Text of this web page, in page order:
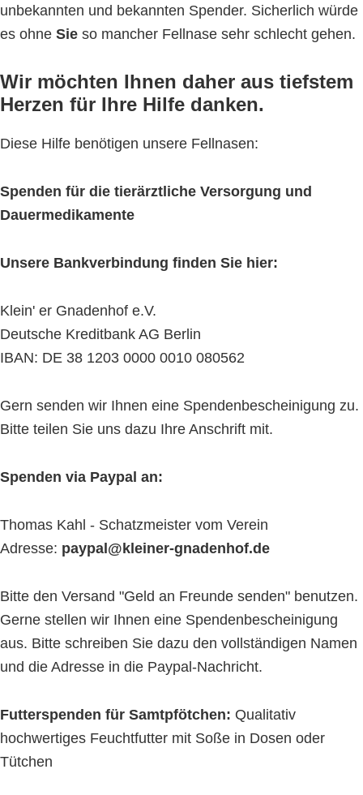
unbekannten und bekannten Spender. Sicherlich würde
es ohne Sie so mancher Fellnase sehr schlecht gehen.
Wir möchten Ihnen daher aus tiefstem
Herzen für Ihre Hilfe danken.
Diese Hilfe benötigen unsere Fellnasen:
Spenden für die tierärztliche Versorgung und
Dauermedikamente
Unsere Bankverbindung finden Sie hier:
Klein' er Gnadenhof e.V.
Deutsche Kreditbank AG Berlin
IBAN: DE 38 1203 0000 0010 080562
Gern senden wir Ihnen eine Spendenbescheinigung zu.
Bitte teilen Sie uns dazu Ihre Anschrift mit.
Spenden via Paypal an:
Thomas Kahl - Schatzmeister vom Verein
Adresse: paypal@kleiner-gnadenhof.de
Bitte den Versand "Geld an Freunde senden" benutzen.
Gerne stellen wir Ihnen eine Spendenbescheinigung
aus. Bitte schreiben Sie dazu den vollständigen Namen
und die Adresse in die Paypal-Nachricht.
Futterspenden für Samtpfötchen: Qualitativ
hochwertiges Feuchtfutter mit Soße in Dosen oder
Tütchen